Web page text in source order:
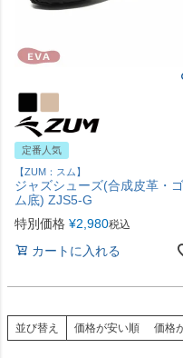
定番人気
【ZUM：スム】
ジャズシューズ(合成皮革・ゴ
ム底) ZJS5-G
特別価格 ¥2,980税込
カートに入れる
並び替え 価格が安い順 価格